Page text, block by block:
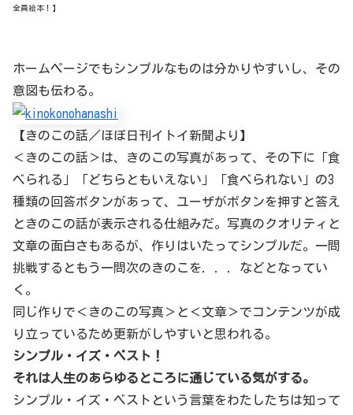
全員絵本！】
ホームページでもシンプルなものは分かりやすいし、その
意図も伝わる。
【きのこの話／ほぼ日刊イトイ新聞より】
＜きのこの話＞は、きのこの写真があって、その下に「食
べられる」「どちらともいえない」「食べられない」の3
種類の回答ボタンがあって、ユーザがボタンを押すと答え
ときのこの話が表示される仕組みだ。写真のクオリティと
文章の面白さもあるが、作りはいたってシンプルだ。一問
挑戦するともう一問次のきのこを．．．などとなってい
く。
同じ作りで＜きのこの写真＞と＜文章＞でコンテンツが成
り立っているため更新がしやすいと思われる。
シンプル・イズ・ベスト！
それは人生のあらゆるところに通じている気がする。
シンプル・イズ・ベストという言葉をわたしたちは知って